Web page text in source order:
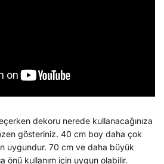
dekoru nerede kullanacağınıza
gösteriniz. 40 cm boy daha çok
uygundur. 70 cm ve daha büyük
önü kullanım için uygun olabilir.